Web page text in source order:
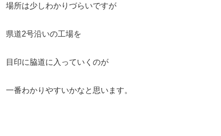
場所は少しわかりづらいですが
県道2号沿いの工場を
目印に脇道に入っていくのが
一番わかりやすいかなと思います。